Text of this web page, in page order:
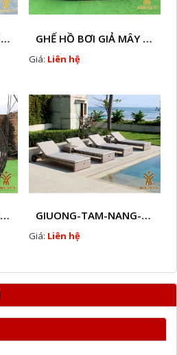
GIUONG-THU-GIAN-GIA-MAY-HTT - B58 GHẾ HỒ BƠI GIẢ MÂY HTT - B57
Giá: Liên hệ
GHẾ HỒ BƠI GIẢ MÂY TT - B23 GIUONG-TAM-NANG-GIA-MAY-HTT - B14
Giá: Liên hệ